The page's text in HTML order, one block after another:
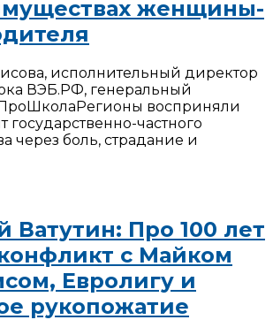
женщины-
исполнительный директор
ВЭБ.РФ, генеральный
Регионы восприняли
государственно-частного
через боль, страдание и
Ватутин: Про 100 лет
с Майком
Евролигу и
рукопожатие